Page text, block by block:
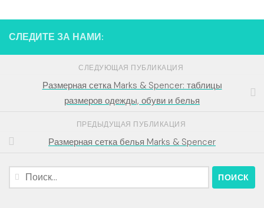
СЛЕДИТЕ ЗА НАМИ:
СЛЕДУЮЩАЯ ПУБЛИКАЦИЯ
Размерная сетка Marks & Spencer: таблицы
размеров одежды, обуви и белья
ПРЕДЫДУЩАЯ ПУБЛИКАЦИЯ
Размерная сетка белья Marks & Spencer
Найти: